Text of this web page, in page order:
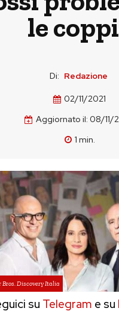
le
Di: Redazione
02/11/2021
Aggiornato il: 08/11/
1 min.
Discovery Italia
su Telegram e su